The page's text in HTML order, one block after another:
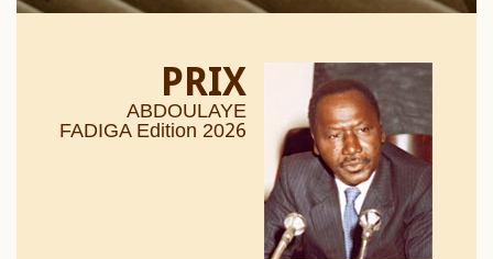
PRIX
ABDOULAYE
FADIGA Edition 2026